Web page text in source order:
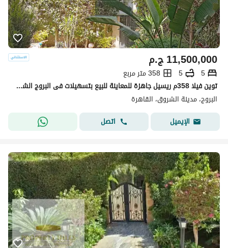
ج.م11,500,000
5
5
358 متر مربع
توين فيلا 358م ريسيل جاهزة للمعاينة للبيع بتسهيلات فى البروج الشروق Al-Burouj El-Shrouk
البروج، مدينة الشروق، القاهرة
الإيميل
اتصل